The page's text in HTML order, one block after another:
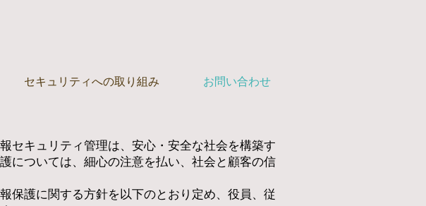
セキュリティへの取り組み お問い合わせ
セキュリティ管理は、安心・安全な社会を構築す
については、細心の注意を払い、社会と顧客の信
保護に関する方針を以下のとおり定め、役員、従